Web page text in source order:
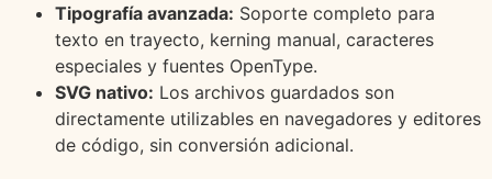
Tipografía avanzada: Soporte completo para
texto en trayecto, kerning manual, caracteres
especiales y fuentes OpenType.
SVG nativo: Los archivos guardados son
directamente utilizables en navegadores y editores
de código, sin conversión adicional.